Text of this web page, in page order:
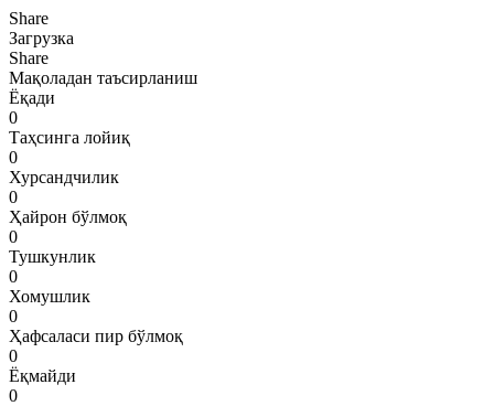
Share
Загрузка
Share
Мақоладан таъсирланиш
Ёқади
0
Таҳсинга лойиқ
0
Хурсандчилик
0
Ҳайрон бўлмоқ
0
Тушкунлик
0
Хомушлик
0
Ҳафсаласи пир бўлмоқ
0
Ёқмайди
0